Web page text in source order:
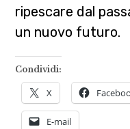
ripescare dal
un nuovo futuro.
Condividi:
X
E-mail